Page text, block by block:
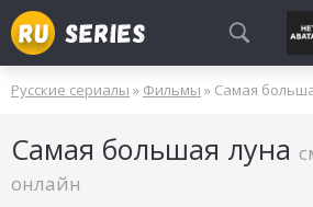
СМОТРЮ
БУДУ СМОТРЕТЬ
УЖЕ СМОТРЕЛ
Русские сериалы » Фильмы » Самая
Самая большая луна
онлайн